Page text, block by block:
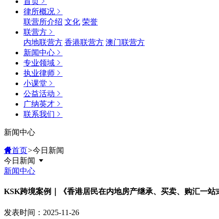
律所概况
联营所介绍 文化 荣誉
联营方
内地联营方 香港联营方 澳门联营方
新闻中心
专业领域
执业律师
小课堂
公益活动
广纳英才
联系我们
新闻中心
首页>今日新闻
今日新闻
新闻中心
KSK跨境案例｜《香港居民在内地房产继承、买卖、购汇一站
发表时间：2025-11-26